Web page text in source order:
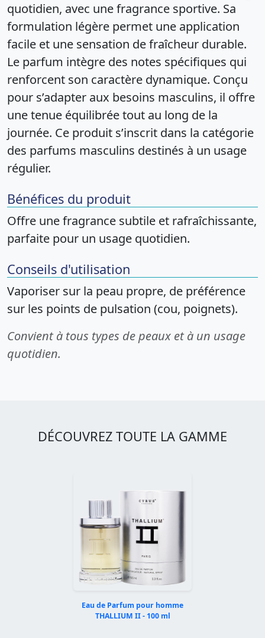
quotidien, avec une fragrance sportive. Sa
formulation légère permet une application
facile et une sensation de fraîcheur durable.
Le parfum intègre des notes spécifiques qui
renforcent son caractère dynamique. Conçu
pour s’adapter aux besoins masculins, il offre
une tenue équilibrée tout au long de la
journée. Ce produit s’inscrit dans la catégorie
des parfums masculins destinés à un usage
régulier.
Bénéfices du produit
Offre une fragrance subtile et rafraîchissante,
parfaite pour un usage quotidien.
Conseils d'utilisation
Vaporiser sur la peau propre, de préférence
sur les points de pulsation (cou, poignets).
Convient à tous types de peaux et à un usage
quotidien.
DÉCOUVREZ TOUTE LA GAMME
Eau de Parfum pour homme
THALLIUM II - 100 ml